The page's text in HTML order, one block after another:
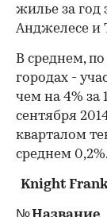
жилье за год
Анджелесе и
В среднем,
городах -
чем на 4% за
сентября
кварталом
среднем 0,2%.
Knight